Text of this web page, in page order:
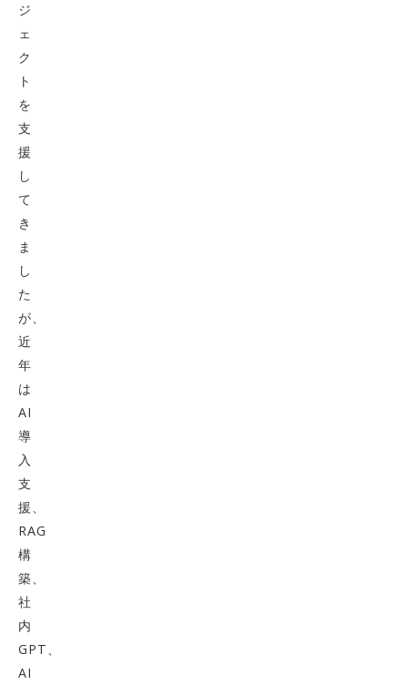
ジ
ェ
ク
ト
を
支
援
し
て
き
ま
し
た
が、
近
年
は
AI
導
入
支
援、
RAG
構
築、
社
内
GPT、
AI